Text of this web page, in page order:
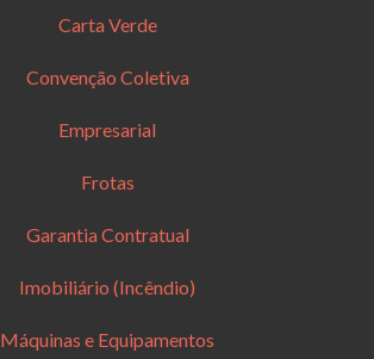
Carta Verde
Convenção Coletiva
Empresarial
Frotas
Garantia Contratual
Imobiliário (Incêndio)
Máquinas e Equipamentos